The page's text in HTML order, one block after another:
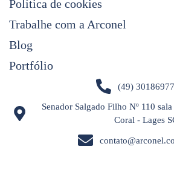
Política de cookies
Trabalhe com a Arconel
Blog
Portfólio
(49) 30186977
Senador Salgado Filho Nº 110
Coral - Lages